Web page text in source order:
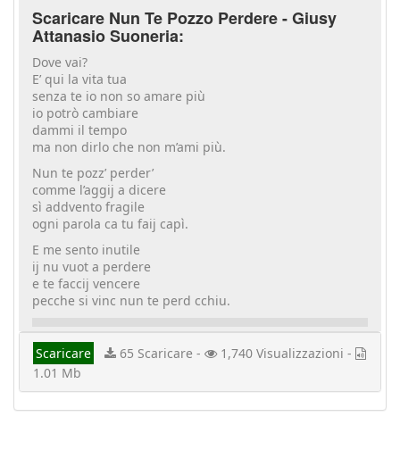
Scaricare Nun Te Pozzo Perdere - Giusy
Attanasio Suoneria:
Dove vai?
E’ qui la vita tua
senza te io non so amare più
io potrò cambiare
dammi il tempo
ma non dirlo che non m’ami più.
Nun te pozz’ perder’
comme l’aggij a dicere
sì addvento fragile
ogni parola ca tu faij capì.
E me sento inutile
ij nu vuot a perdere
e te faccij vencere
pecche si vinc nun te perd cchiu.
Scaricare 65 Scaricare -
1,740 Visualizzazioni -
1.01 Mb